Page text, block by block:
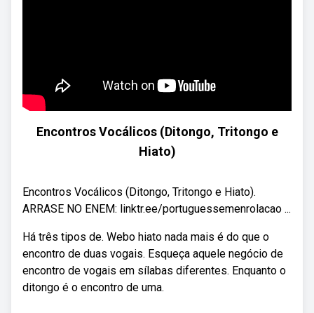
Encontros Vocálicos (Ditongo, Tritongo e
Hiato)
Encontros Vocálicos (Ditongo, Tritongo e Hiato).
ARRASE NO ENEM: linktr.ee/portuguessemenrolacao ...
Há três tipos de. Webo hiato nada mais é do que o
encontro de duas vogais. Esqueça aquele negócio de
encontro de vogais em sílabas diferentes. Enquanto o
ditongo é o encontro de uma.